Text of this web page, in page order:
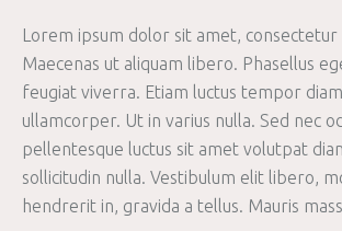
Lorem ipsum dolor sit amet, consectetur
Maecenas ut aliquam libero. Phasellus
feugiat viverra. Etiam luctus tempor
ullamcorper. Ut in varius nulla. Sed nec
pellentesque luctus sit amet volutpat
sollicitudin nulla. Vestibulum elit libero,
hendrerit in, gravida a tellus. Mauris